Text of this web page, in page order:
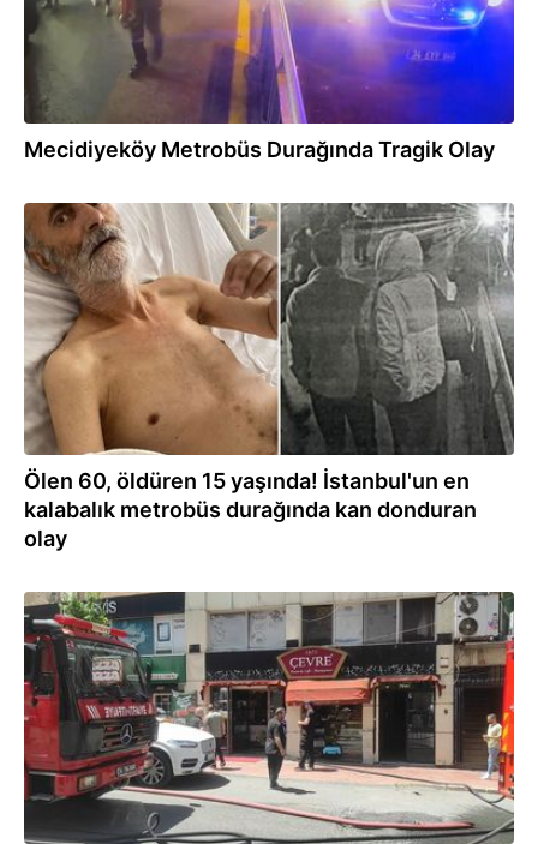
Mecidiyeköy Metrobüs Durağında Tragik Olay
25.07.2025
Ölen 60, öldüren 15 yaşında! İstanbul'un en
kalabalık metrobüs durağında kan donduran
olay
23.05.2025